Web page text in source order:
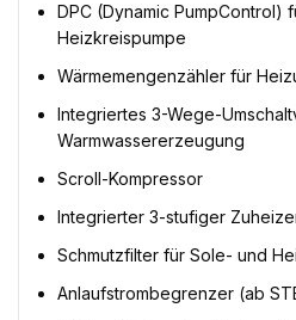
DPC (Dynamic PumpControl)
Heizkreispumpe
Wärmemengenzähler für
Integriertes 3-Wege-
Warmwassererzeugung
Scroll-Kompressor
Integrierter 3-stufiger
Schmutzfilter für Sole- und
Anlaufstrombegrenzer (ab